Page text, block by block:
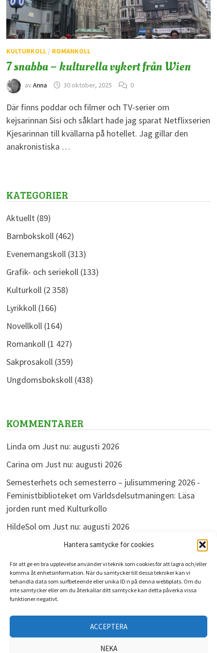
Hantera samtycke för cookies
För att ge en bra upplevelse använder vi teknik som cookies för att lagra och/eller
komma åt enhetsinformation. När du samtycker till dessa tekniker kan vi
behandla data som surfbeteende eller unika ID:n på denna webbplats. Om du
inte samtycker eller om du återkallar ditt samtycke kan detta påverka vissa
funktioner negativt.
ACCEPTERA
NEKA
KULTURKOLL/ ROMANKOLL
7 snabba – kulturella vykort från Wien
av Anna 30 oktober, 2025 0
Där finns poddar och filmer och TV-serier om
kejsarinnan Sisi och såklart hade jag sparat Netflixserien
Kjesarinnan till kvällarna på hotellet. Jag gillar den
anakronistiska …
KATEGORIER
Aktuellt(89)
Barnbokskoll(462)
Evenemangskoll(313)
Grafik- och seriekoll(133)
Kulturkoll(2 358)
Lyrikkoll(166)
Novellkoll(164)
Romankoll(1 427)
Sakprosakoll(359)
Ungdomsbokskoll(438)
KOMMENTARER
Linda om Just nu: augusti 2026
Carina om Just nu: augusti 2026
Semesterhets och semesterro – julisummering 2026 -
Feministbiblioteketom Världsdelsutmaningen: Läsa
jorden runt med Kulturkollo
HildeSolom Just nu: augusti 2026
omJust nu: augusti 2026
ARKIV